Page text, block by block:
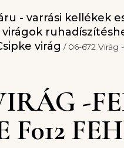
- varrási kellékek
virágok
virág / 06-672 Virág
-
F012